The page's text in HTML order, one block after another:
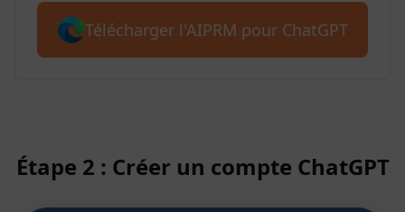
Télécharger l'AIPRM pour ChatGPT
Étape 2 : Créer un compte ChatGPT